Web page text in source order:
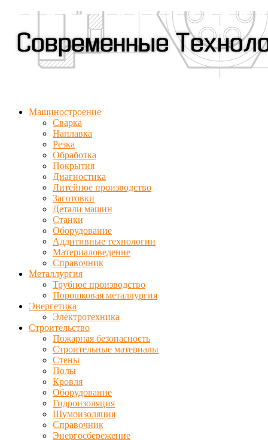
Машиностроение
Сварка
Наплавка
Резка
Обработка
Покрытия
Диагностика
Литейное производство
Заготовки
Детали машин
Станки
Оборудование
Аддитивные технологии
Материаловедение
Справочник
Металлургия
Трубное производство
Порошковая металлургия
Энергетика
Электротехника
Строительство
Пожарная безопасность
Строительные материалы
Стены
Полы
Кровля
Оборудование
Гидроизоляция
Шумоизоляция
Справочник
Энергосбережение